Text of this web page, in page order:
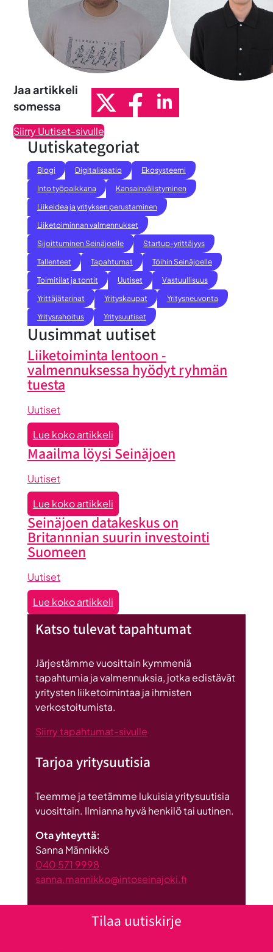
Jaa artikkeli
somessa
Siirry Uutiset-sivulle
Uutiskategoriat
Blogi Digitalisaatio
Ekosysteemi
Into työpaikkana
Kansainvälistyminen
Liikeidea ja yrityksen perustaminen
Liiketoiminnan valmennukset
Sijoittuminen Seinäjoelle
Startup-yrittäjyys
Tallenteet
Tapahtumat
Töihin Seinäjoelle
Toimitilat ja tontit
Uutiset
Vastuullisuus
Yrittäjätarinat
Yrityskaupat
Yritysneuvonta
Yritysrahoitus
Yritysuutiset
Uusimmat uutiset
Liiketoiminta lentoon -
valmennuksessa hyödyt ryhmän
tuesta
Uutiset
Lue koko artikkeli:
Liiketoiminta
lentoon
valmennuksessa
hyödyt
ryhmän
tuesta
Maailma löysi Seinäjoen
Uutiset
Lue koko artikkeli:
Maailma
löysi
Seinäjoen
Seinäjoen datakeskus on
Britannnian suurin investointi
Suomeen
Uutiset
Lue koko artikkeli:
Seinäjoen
datakeskus
Britannnian
suurin
investointi
Katso tulevat tapahtumat
Järjestämme vuosittain kymmeniä
tapahtumia ja valmennuksia, jotka edistävät
yritysten liiketoimintaa ja ihmisten
verkostoitumista.
Siirry tapahtumat-sivulle
Tarjoa yritysuutisia
Teemme ja teetämme lukuisia yritysuutisia
vuosittain. Ilmianna hyvä henkilö tai uutinen.
Ota yhteyttä:
Sanna Männikkö
040 571 9998
sanna.mannikko@intoseinajoki.fi
Tilaa uutiskirje